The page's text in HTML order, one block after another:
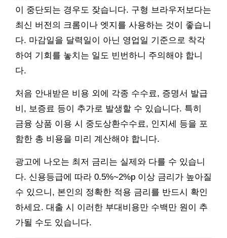
이 중단되는 경우도 잦습니다. 구형 브라우저보다는
최신 버전의 크롬이나 엣지를 사용하는 것이 좋습니
다. 마감일을 달력일이 아닌 영업일 기준으로 착각
하여 기회를 놓치는 일도 빈번하니 주의해야 합니
다.
처음 안내받은 비용 외에 각종 수수료, 증명서 발급
비, 보증료 등이 추가로 발생할 수 있습니다. 특히
금융 상품 이용 시 중도상환수수료, 인지세 등을 포
함한 총 비용을 미리 계산해야 합니다.
광고에 나오는 최저 금리는 실제와 다를 수 있습니
다. 신용등급에 따라 0.5%~2%p 이상 금리가 높아질
수 있으니, 본인의 정확한 적용 금리를 반드시 확인
하세요. 대출 시 이러한 부대비용만 수백만 원이 추
가될 수도 있습니다.